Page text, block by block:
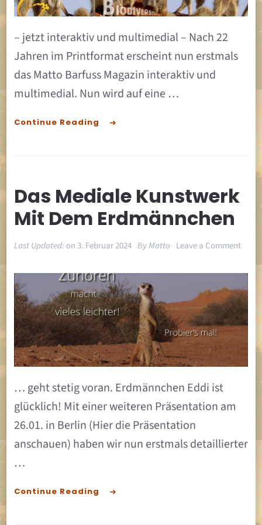
ist
– jetzt interaktiv und multimedial – Nach 22
Jahren im Printformat erscheint nun erstmals
das Matto Barfuss Magazin interaktiv und
multimedial. Nun wird auf eine …
Continue Reading
Das Mediale Kunstwerk
Mit Dem Erdmännchen
Last Updated:on3. Februar 2024 ByMatto Leave a Commenton
mit
… geht stetig voran. Erdmännchen Eddi ist
glücklich! Mit einer weiteren Präsentation am
26.01. in Berlin (Hier die Präsentation
anschauen) haben wir nun erstmals detaillierter
…
Continue Reading